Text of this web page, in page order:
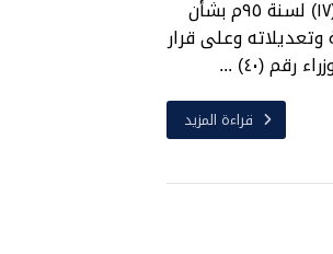
بالقانون رقم (١٧) لسنة ٩٥م بشأن
وتعديلاته وعلى قرار
رقم (٤٠) ...
قراءة المزيد